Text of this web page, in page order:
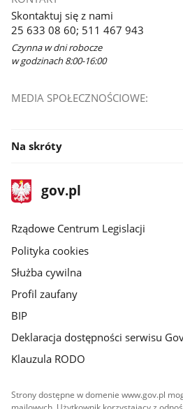
Skontaktuj się z nami
25 633 08 60; 511 467 943
Czynna w dni robocze
w godzinach 8:00-16:00
MEDIA SPOŁECZNOŚCIOWE:
Na skróty
stopka
gov.plStrona
gov.pl
Rządowe Centrum Legislacji
Polityka cookies
Służba cywilna
Profil zaufany
BIP
Deklaracja dostępności serwisu
Klauzula RODO
Strony dostępne w domenie www.gov.pl